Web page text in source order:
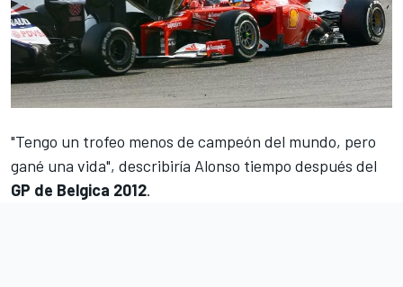
"Tengo un trofeo menos de campeón del mundo, pero
gané una vida", describiría Alonso tiempo después del
GP de Belgica 2012.